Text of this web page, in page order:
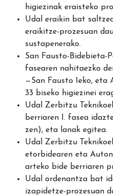
higiezinak eraisteko
Udal eraikin bat
eraikitze-prozesuan
sustapenerako.
San Fausto-Bidebieta-
fasearen nahitaezko
—San Fausto 1eko, eta
33 biseko higiezinei
Udal Zerbitzu
berriaren I. fasea
zen), eta lanak egitea.
Udal Zerbitzu
etorbidearen eta
arteko bide berriaren
Udal ordenantza bat
izapidetze-prozesuan